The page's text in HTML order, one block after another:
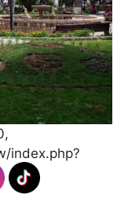
index.php?